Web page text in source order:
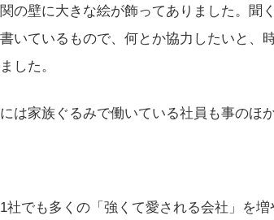
の壁に大きな絵が飾ってありました。聞
いているもので、何とか協力したいと、
した。
は家族ぐるみで働いている社員も事のほ
社でも多くの「強くて愛される会社」を